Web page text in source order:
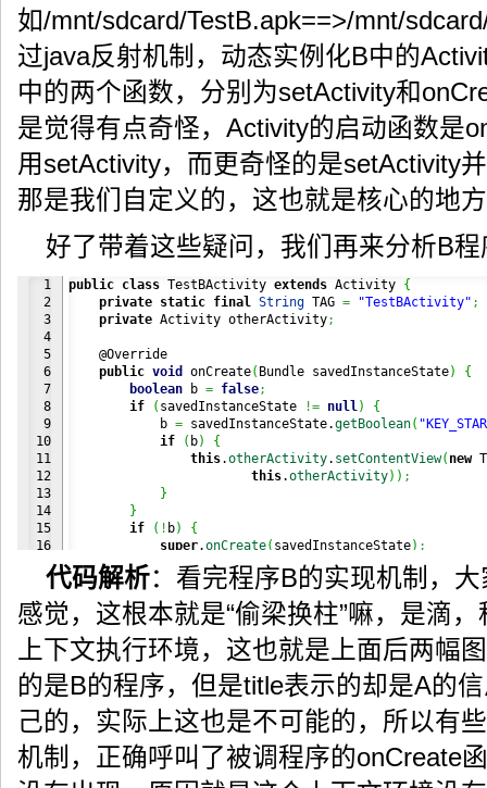
24
26
27
28
29
30
31
32
33
methodonCreate
"onCreate", new Class[ ] {
methodonCreate.setAccessible (true
methodonCreate.invoke(instance, new
}
return
} catch (Exception ex )
{
ex.
printStackTrace();
}
}
如/mnt/sdcard/TestB.apk==>/mnt/
过java反射机制，动态实例化B中的
中的两个函数，分别为setActivity和
是觉得有点奇怪，Activity的启动函数是
用setActivity，而更奇怪的是setActivity
那是我们自定义的，这也就是核心的地
好了带着这些疑问，我们再来分析B
1
2
3
4
5
6
7
8
9
10
11
12
13
14
15
16
18
19
20
22
24
25
public class TestBActivity extends Activity {
private static final String TAG = "TestBActivity" ;
private Activity otherActivity;
@Override
public void onCreate( Bundle savedInstanceState)
{
boolean b = false;
if
( savedInstanceState != null)
{
b = savedInstanceState.getBoolean(
if
( b)
{
this.otherActivity. setContentView( new
this.otherActivity) ) ;
}
}
if
( ! b)
{
super.onCreate( savedInstanceState) ;
// setContentView(R.layout.main);
setContentView(new TBSurfaceView(this
;
}
}
public void setActivity(Activity paramActivity) {
this. otherActivity = paramActivity ;
代码解析：看完程序B的实现机制，
感觉，这根本就是“偷梁换柱”嘛，是滴
上下文执行环境，这也就是上面后两幅
的是B的程序，但是title表示的却是A的
己的，实际上这也是不可能的，所以有
机制，正确呼叫了被调程序的onCreate